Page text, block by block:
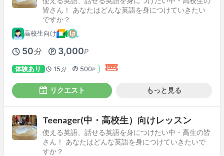
皆さん！ あなたはどんな英語を身につけていきたい
ですか？
高校生向け
50分 3,000P
体験あり 15分 500P
リクエスト もっと見る
Teenager(中・高校生）向けレッスン
使える英語、話せる英語を身につけたい中・高生の皆
さん！ あなたはどんな英語を身につけていきたいで
すか？